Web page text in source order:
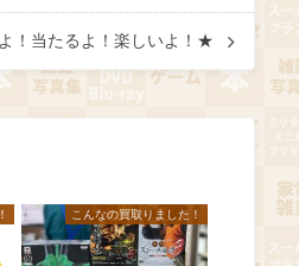
！当たるよ！楽しいよ！★
こんなの買取りました！